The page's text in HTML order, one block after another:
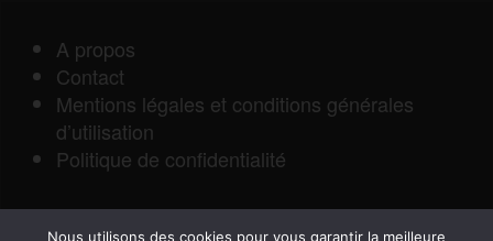
A propos
Contact
Mentions légales et conditions générales
d’utilisation
Politique de confidentialité
Nous utilisons des cookies pour vous garantir la meilleure